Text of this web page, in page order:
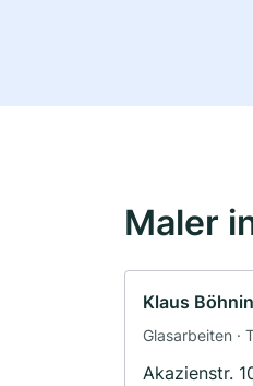
Maler
Klaus
Glasarbeiten ·
Akazienstr.